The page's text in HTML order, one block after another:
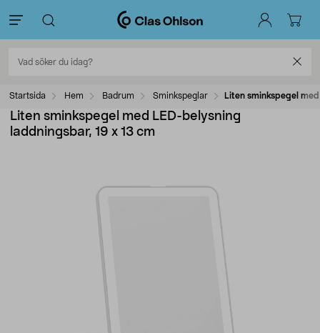
Startsida Hem Badrum Sminkspeglar Liten sminkspegel
Liten sminkspegel med LED-belysning
laddningsbar, 19 x 13 cm